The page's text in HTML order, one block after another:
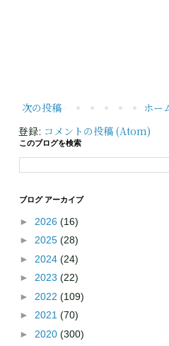
次の投稿
ホー
登録: コメントの投稿 (Atom)
このブログを検索
ブログ アーカイブ
► 2026 (16)
► 2025 (28)
► 2024 (24)
► 2023 (22)
► 2022 (109)
► 2021 (70)
► 2020 (300)